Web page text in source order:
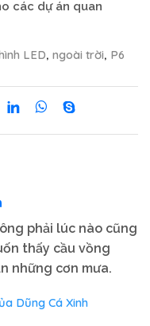
các dự án quan
LED, ngoài trời, P6
phải lúc nào cũng
thấy cầu vồng
những cơn mưa.
Dũng Cá Xinh